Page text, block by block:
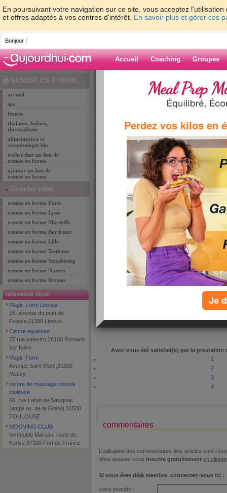
En poursuivant votre navigation sur ce site, vous acceptez
et offres adaptés à vos centres d'intérêt. En savoir plus et gérer ces
Bonjour !
Accueil Coaching Groupes
REMISE EN FORME
accueil
spa
fitness
thalasso, balnéo,
thermalisme
alimentation et
cosmétologie bio
rechercher un lieu de
remise en forme
ajouter un lieu de
remise en forme
Grandes villes
remise en forme Paris
remise en forme Lyon
remise en forme Marseille
remise en forme Bordeaux
remise en forme Lille
remise en forme Toulouse
remise en forme Strasbourg
remise en forme Nantes
remise en forme Rennes
nouveaux lieux
Magic Form Limoux
16, avenue du pont de
France,11300 Limoux
Centre equinoxe
27 rue palestro,26100 Romans
sur Isère
Magic Form
Avenue Saint Marc,91300
Massy
centre de massage chinois
toulouse
66, rue Labat de Savignac
(angle av. de la Gloire),31500
TOULOUSE
MOOVING CLUB
Immeuble Marsan, route de
Kerlys,97200 Fort de France
> amazonia‎
Amazonia‎
7, Rue Parlement Ste
33000
Avez-vous été satisfait(e) par la prestation
1
2
3
4
commentaires
L’utilisation des commentaires des articles sont
Vous pouvez vous inscrire gratuitement en
Si vous êtes déjà membre, connectez-vous ici :
votre pseudo :
Perdez vos kilos en
Je